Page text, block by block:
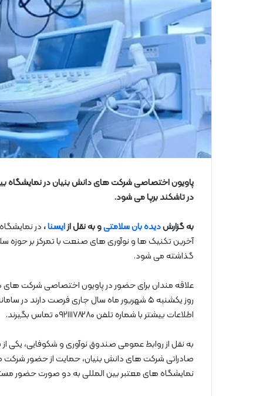
در تاشکند برپا می‌ شود.
به گزارشدیده بان سلامتیو به نقل ازایسنا،
آخرین تکنیک‌ ها و نوآوری‌ های صنعت با تمرکز بر
گذاشته می‌ شود.
علاقه‌ مندان برای حضور در پاویون اختصاصی شرکت‌ های
روز یکشنبه ۵ شهریور ماه سال جاری فرصت دارند در سامانه غزال به نشانی
اطلاعات بیشتر با شماره‌ تلفن ۰۹۲۱۱۱۷۸۲۸۰ تماس بگیرند.
به نقل از روابط عمومی صندوق نوآوری و شکوفایی، یکی
صادراتی شرکت‌ های دانش‌ بنیان، حمایت از حضور شرکت‌
نمایشگاه‌ های معتبر بین‌ المللی به دو صورت حضور